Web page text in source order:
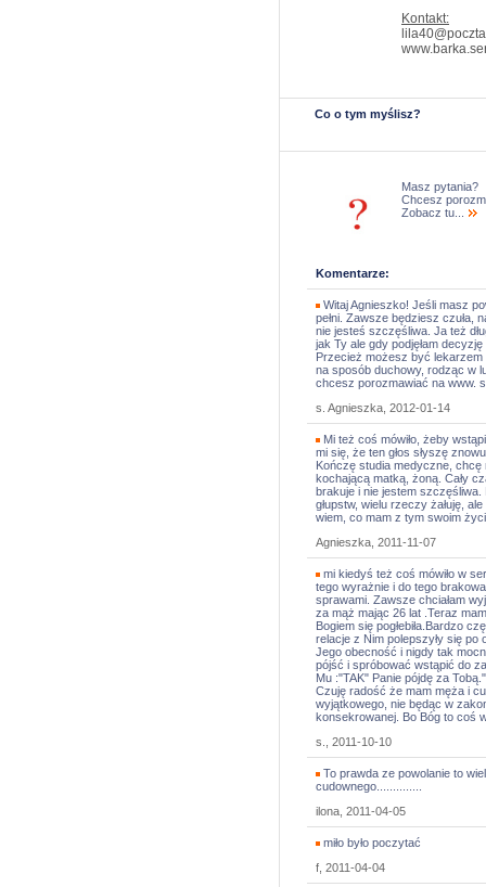
Kontakt:
Co o tym myślisz?
Masz pytania?
Chcesz
Zobacz tu...
Komentarze:
Witaj Agnieszko! Jeśli masz
pełni. Zawsze będziesz czuła,
nie jesteś szczęśliwa. Ja też
jak Ty ale gdy podjęłam
Przecież możesz być lekarzem
na sposób duchowy, rodząc w
chcesz porozmawiać na www.
s. Agnieszka, 2012-01-14
Mi też coś mówiło, żeby
mi się, że ten głos słyszę
Kończę studia medyczne,
kochającą matką, żoną. Cały
brakuje i nie jestem szczęśliwa.
głupstw, wielu rzeczy żałuję,
wiem, co mam z tym swoim
Agnieszka, 2011-11-07
mi kiedyś też coś mówiło w
tego wyrażnie i do tego
sprawami. Zawsze chciałam
za mąż mając 26 lat .Teraz
Bogiem się pogłebiła.Bardzo
relacje z Nim polepszyły się po
Jego obecność i nigdy tak
pójść i spróbować wstąpić do
Mu :"TAK" Panie pójdę za
Czuję radość że mam męża i
wyjątkowego, nie będąc w
konsekrowanej. Bo Bóg to coś
s., 2011-10-10
To prawda ze powolanie to
cudownego..............
ilona, 2011-04-05
miło było poczytać
f, 2011-04-04